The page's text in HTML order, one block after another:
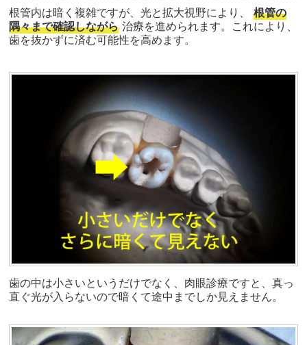
根管内は暗く複雑ですが、光と拡大視野により、
根管の
隅々まで確認しながら 治療を進められます。これにより、
歯を抜かずに済む可能性を高めます。
歯の中は小さいというだけでなく、肉眼診療ですと、真っ
直ぐ光が入らないので暗くて途中までしか見えません。